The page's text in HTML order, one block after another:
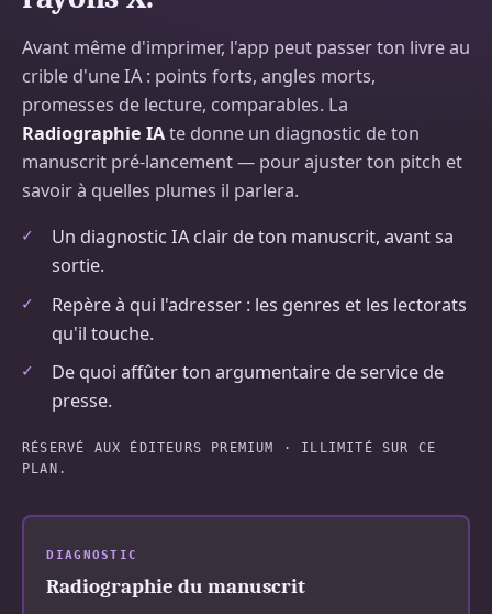
Avant même d'imprimer, l'app peut passer ton livre au
crible d'une IA : points forts, angles morts,
promesses de lecture, comparables. La
Radiographie IAte donne un diagnostic de ton
manuscrit pré-lancement — pour ajuster ton pitch et
savoir à quelles plumes il parlera.
Un diagnostic IA clair de ton manuscrit, avant sa
sortie.
Repère à qui l'adresser : les genres et les lectorats
qu'il touche.
De quoi affûter ton argumentaire de service de
presse.
RÉSERVÉ AUX ÉDITEURS PREMIUM · ILLIMITÉ SUR CE
PLAN.
DIAGNOSTIC
Radiographie du manuscrit